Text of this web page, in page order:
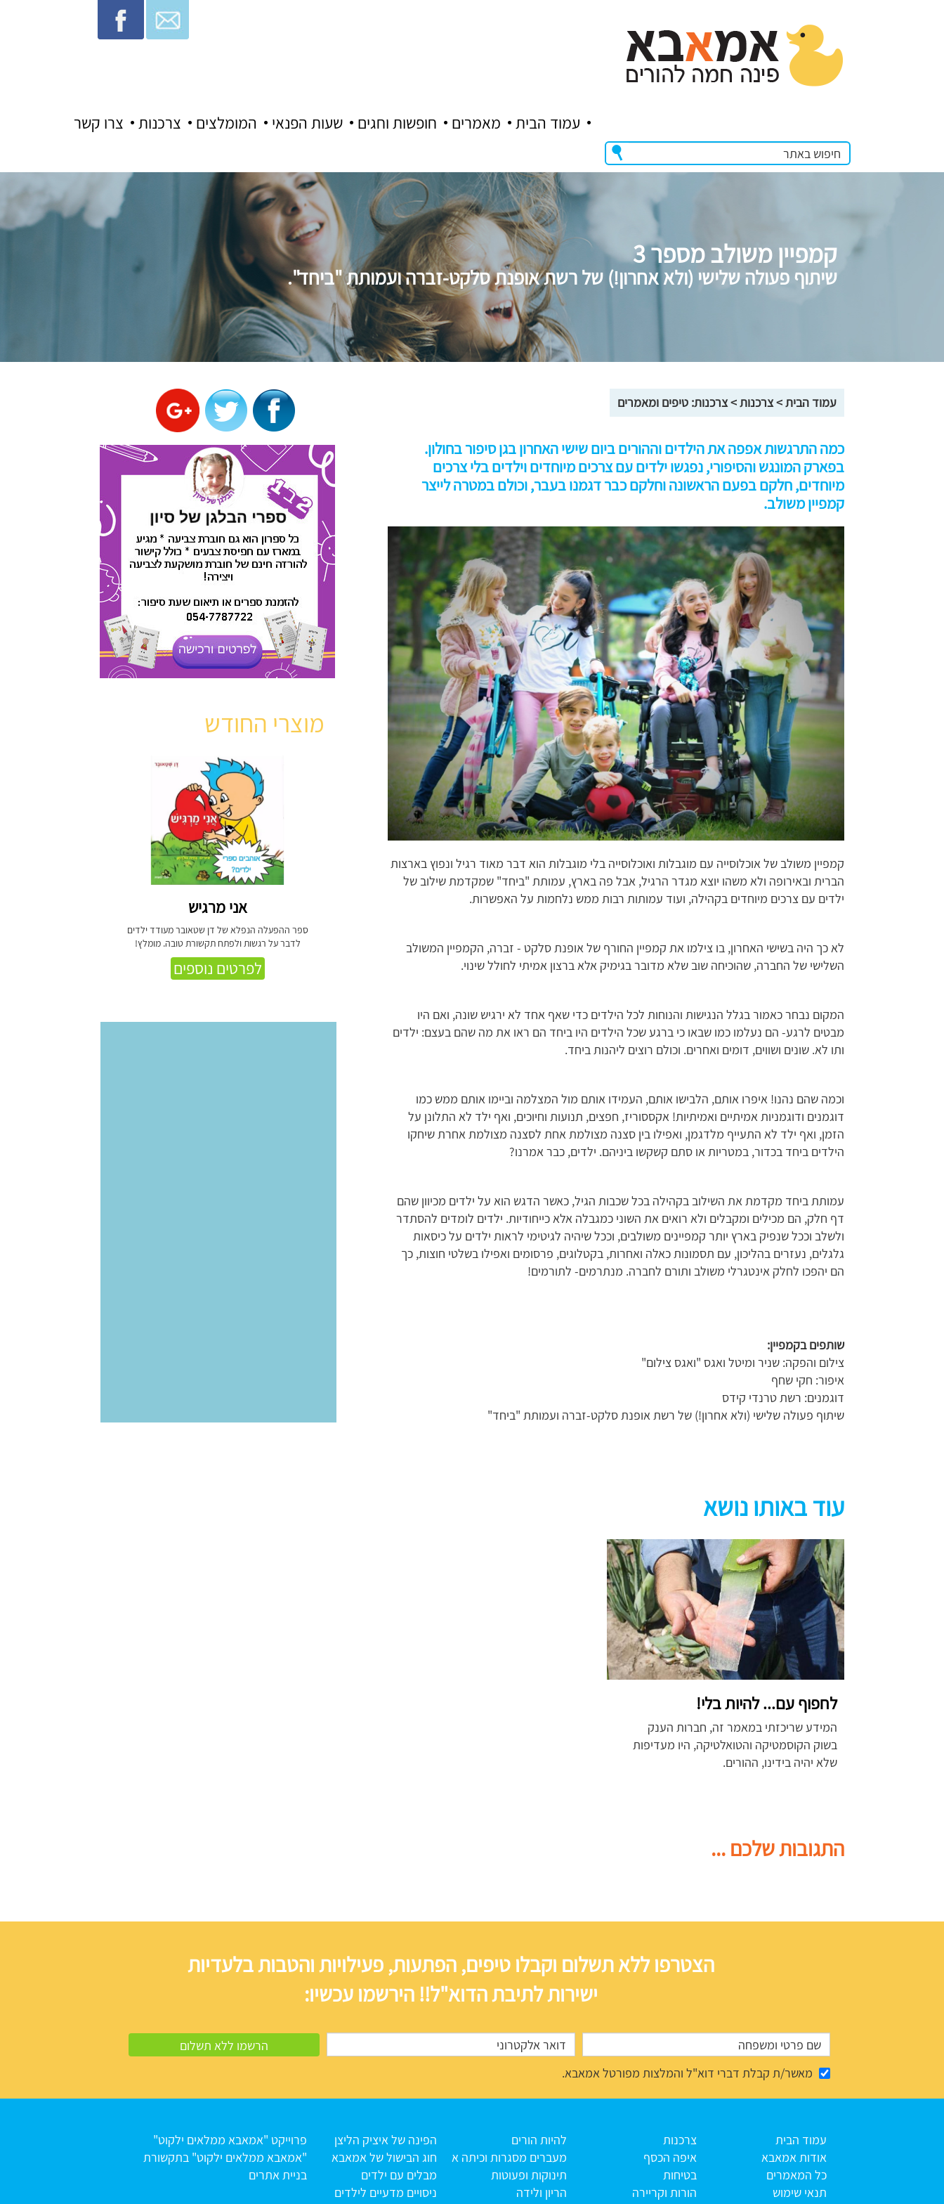
צרו קשר צרכנות המומלצים שעות הפנאי חופשות וחגים מאמרים עמוד הבית
קמפיין משולב מספר 3
שיתוף פעולה שלישי (ולא אחרון!) של רשת אופנת סלקט-זברה ועמותת "ביחד".
עמוד הבית>צרכנות>צרכנות: טיפים ומאמרים
כמה התרגשות אפפה את הילדים וההורים ביום שישי האחרון בגן סיפור בחולון.
בפארק המונגש והסיפורי, נפגשו ילדים עם צרכים מיוחדים וילדים בלי צרכים
מיוחדים, חלקם בפעם הראשונה וחלקם כבר דגמנו בעבר, וכולם במטרה לייצר
קמפיין משולב.
קמפיין משולב של אוכלוסייה עם מוגבלות ואוכלוסייה בלי מוגבלות הוא דבר מאוד רגיל ונפוץ בארצות
הברית ובאירופה ולא משהו יוצא מגדר הרגיל, אבל פה בארץ, עמותת "ביחד" שמקדמת שילוב של
ילדים עם צרכים מיוחדים בקהילה, ועוד עמותות רבות ממש נלחמות על האפשרות.
לא כך היה בשישי האחרון, בו צילמו את קמפיין החורף של אופנת סלקט - זברה, הקמפיין המשולב
השלישי של החברה, שהוכיחה שוב שלא מדובר בגימיק אלא ברצון אמיתי לחולל שינוי.
המקום נבחר כאמור בגלל הנגישות והנוחות לכל הילדים כדי שאף אחד לא ירגיש שונה, ואם היו
מבטים לרגע- הם נעלמו כמו שבאו כי ברגע שכל הילדים היו ביחד הם ראו את מה שהם בעצם: ילדים
ותו לא. שונים ושווים, דומים ואחרים. וכולם רוצים ליהנות ביחד.
וכמה שהם נהנו! איפרו אותם, הלבישו אותם, העמידו אותם מול המצלמה וביימו אותם ממש כמו
דוגמנים ודוגמניות אמיתיים ואמיתיות! אקססוריז, חפצים, תנועות וחיוכים, ואף ילד לא התלונן על
הזמן, ואף ילד לא התעייף מלדגמן, ואפילו בין סצנה מצולמת אחת לסצנה מצולמת אחרת שיחקו
הילדים ביחד בכדור, במטריות או סתם קשקשו ביניהם. ילדים, כבר אמרנו?
עמותת ביחד מקדמת את השילוב בקהילה בכל שכבות הגיל, כאשר הדגש הוא על ילדים מכיוון שהם
דף חלק, הם מכילים ומקבלים ולא רואים את השוני כמגבלה אלא כייחודיות. ילדים לומדים להסתדר
ולשלב וככל שנפיק בארץ יותר קמפיינים משולבים, וככל שיהיה לגיטימי לראות ילדים על כיסאות
גלגלים, נעזרים בהליכון, עם תסמונות כאלה ואחרות, בקטלוגים, פרסומים ואפילו בשלטי חוצות, כך
הם יהפכו לחלק אינטגרלי משולב ותורם לחברה. מנתרמים- לתורמים!
שותפים בקמפיין:
צילום והפקה: שניר ומיטל ואגס "ואגס צילום"
איפור: חקי שחף
דוגמנים: רשת טרנדי קידס
שיתוף פעולה שלישי (ולא אחרון!) של רשת אופנת סלקט-זברה ועמותת "ביחד"
עוד באותו נושא
לחפוף עם... להיות בלי!
המידע שריכזתי במאמר זה, חברות הענק
בשוק הקוסמטיקה והטואלטיקה, היו מעדיפות
שלא יהיה בידינו, ההורים.
התגובות שלכם ...
מוצרי החודש
אני מרגיש
ספר ההפעלה הנפלא של דן שטאובר מעודד ילדים
לדבר על רגשות ולפתח תקשורת טובה. מומלץ!
לפרטים נוספים
הצטרפו ללא תשלום וקבלו טיפים, הפתעות, פעילויות והטבות בלעדיות
ישירות לתיבת הדוא"ל!! הירשמו עכשיו:
מאשר/ת קבלת דברי דוא"ל והמלצות מפורטל אמאבא.
עמוד הבית
אודות אמאבא
כל המאמרים
תנאי שימוש
צרכנות
איפה הכסף
בטיחות
הורות וקריירה
להיות הורים
מעברים מסגרות וכיתה א
תינוקות ופעוטות
הריון ולידה
הפינה של איציק הליצן
חוג הבישול של אמאבא
מבלים עם ילדים
ניסויים מדעיים לילדים
פרוייקט "אמאבא ממלאים ילקוט"
"אמאבא ממלאים ילקוט" בתקשורת
בניית אתרים